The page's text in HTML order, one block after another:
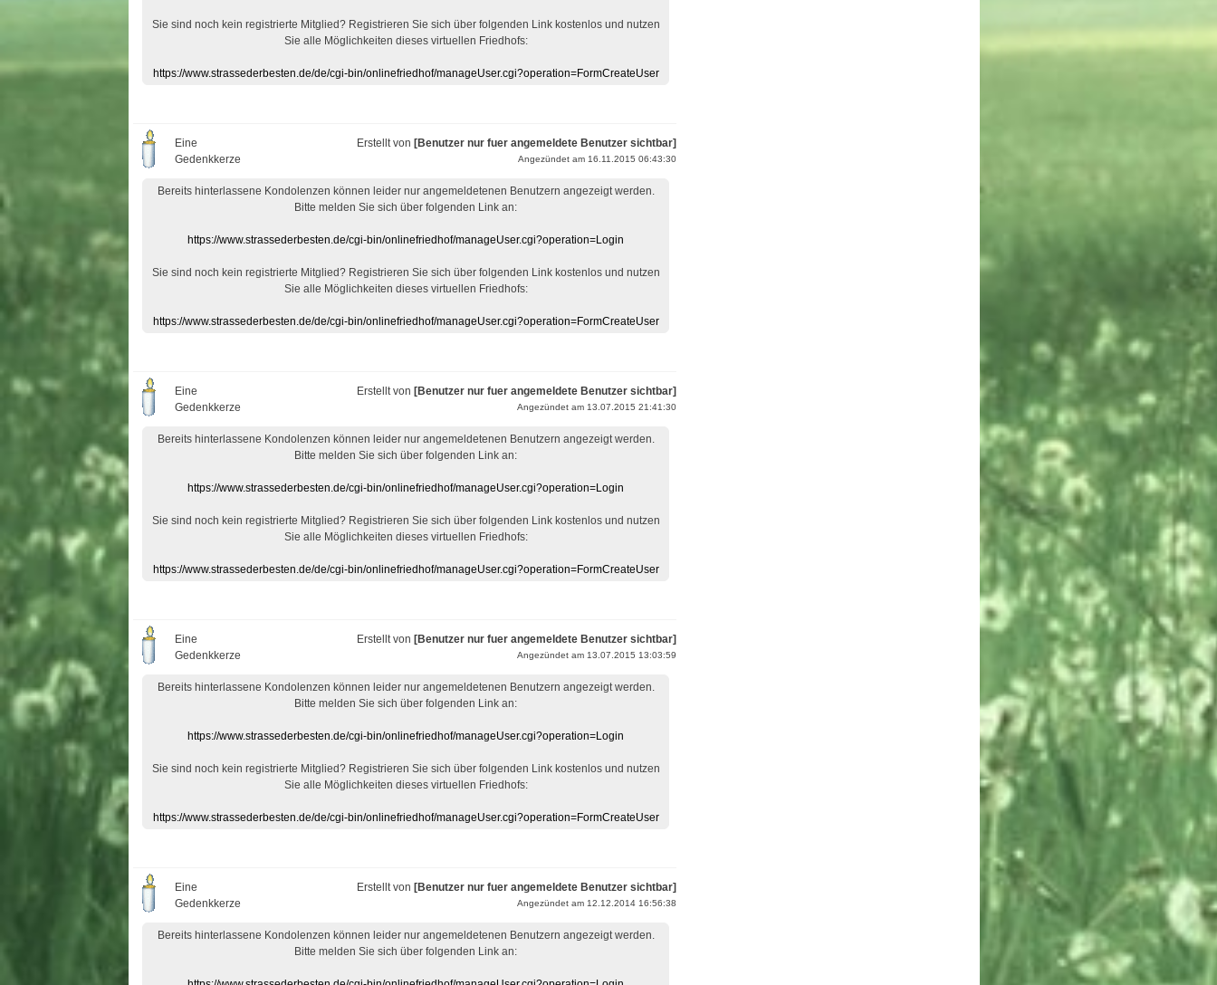
Sie sind noch kein registrierte Mitglied? Registrieren Sie sich über folgenden Link kostenlos und nutzen
Sie alle Möglichkeiten dieses virtuellen Friedhofs:
https://www.strassederbesten.de/de/cgi-bin/onlinefriedhof/manageUser.cgi?operation=FormCreateUser
Eine
Gedenkkerze
Erstellt von [Benutzer nur fuer angemeldete Benutzer sichtbar]
Angezündet am 16.11.2015 06:43:30
Bereits hinterlassene Kondolenzen können leider nur angemeldetenen Benutzern angezeigt werden.
Bitte melden Sie sich über folgenden Link an:
https://www.strassederbesten.de/cgi-bin/onlinefriedhof/manageUser.cgi?operation=Login
Sie sind noch kein registrierte Mitglied? Registrieren Sie sich über folgenden Link kostenlos und nutzen
Sie alle Möglichkeiten dieses virtuellen Friedhofs:
https://www.strassederbesten.de/de/cgi-bin/onlinefriedhof/manageUser.cgi?operation=FormCreateUser
Eine
Gedenkkerze
Erstellt von [Benutzer nur fuer angemeldete Benutzer sichtbar]
Angezündet am 13.07.2015 21:41:30
Bereits hinterlassene Kondolenzen können leider nur angemeldetenen Benutzern angezeigt werden.
Bitte melden Sie sich über folgenden Link an:
https://www.strassederbesten.de/cgi-bin/onlinefriedhof/manageUser.cgi?operation=Login
Sie sind noch kein registrierte Mitglied? Registrieren Sie sich über folgenden Link kostenlos und nutzen
Sie alle Möglichkeiten dieses virtuellen Friedhofs:
https://www.strassederbesten.de/de/cgi-bin/onlinefriedhof/manageUser.cgi?operation=FormCreateUser
Eine
Gedenkkerze
Erstellt von [Benutzer nur fuer angemeldete Benutzer sichtbar]
Angezündet am 13.07.2015 13:03:59
Bereits hinterlassene Kondolenzen können leider nur angemeldetenen Benutzern angezeigt werden.
Bitte melden Sie sich über folgenden Link an:
https://www.strassederbesten.de/cgi-bin/onlinefriedhof/manageUser.cgi?operation=Login
Sie sind noch kein registrierte Mitglied? Registrieren Sie sich über folgenden Link kostenlos und nutzen
Sie alle Möglichkeiten dieses virtuellen Friedhofs:
https://www.strassederbesten.de/de/cgi-bin/onlinefriedhof/manageUser.cgi?operation=FormCreateUser
Eine
Gedenkkerze
Erstellt von [Benutzer nur fuer angemeldete Benutzer sichtbar]
Angezündet am 12.12.2014 16:56:38
Bereits hinterlassene Kondolenzen können leider nur angemeldetenen Benutzern angezeigt werden.
Bitte melden Sie sich über folgenden Link an: